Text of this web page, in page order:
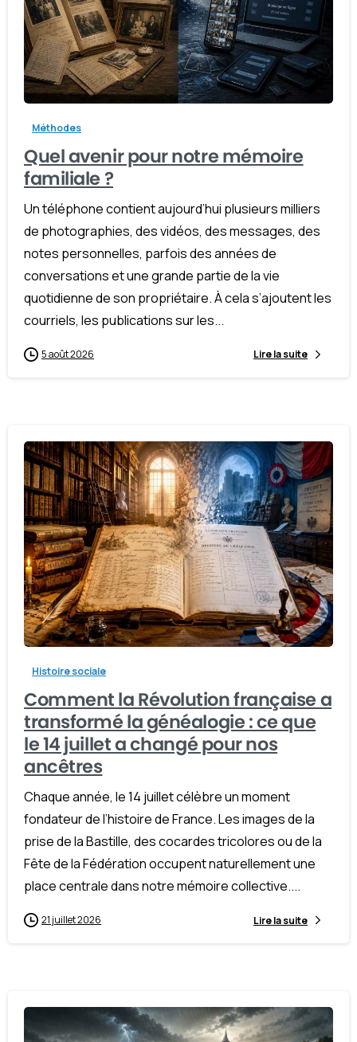
-
Méthodes
Quel avenir pour notre mémoire
familiale ?
Un téléphone contient aujourd’hui plusieurs milliers
de photographies, des vidéos, des messages, des
notes personnelles, parfois des années de
conversations et une grande partie de la vie
quotidienne de son propriétaire. À cela s’ajoutent les
courriels, les publications sur les...
5 août 2026 Lire la suite
-
Histoire sociale
Comment la Révolution française a
transformé la généalogie : ce que
le 14 juillet a changé pour nos
ancêtres
Chaque année, le 14 juillet célèbre un moment
fondateur de l’histoire de France. Les images de la
prise de la Bastille, des cocardes tricolores ou de la
Fête de la Fédération occupent naturellement une
place centrale dans notre mémoire collective....
21 juillet 2026 Lire la suite